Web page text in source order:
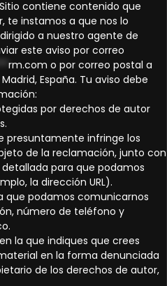
contiene contenido que
te instamos a que nos lo
a nuestro agente de
este aviso por correo
rm.com o por correo postal a
España. Tu aviso debe
por derechos de autor
presuntamente infringe los
de la reclamación, junto con
para que podamos
la dirección URL).
podamos comunicarnos
número de teléfono y
la que indiques que crees
en la forma denunciada
de los derechos de autor,